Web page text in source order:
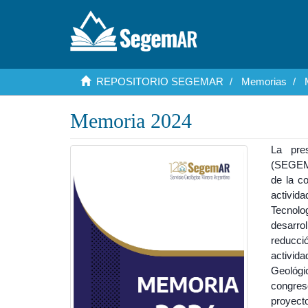
REPOSITORIO SEGEMAR Memorias
Memoria 2024
La
de la